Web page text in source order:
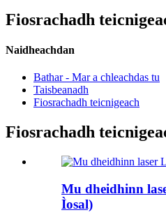
Fiosrachadh
Naidheachdan
Bathar - Mar a chleachdas tu
Taisbeanadh
Fiosrachadh teicnigeach
Fiosrachadh
Mu dheidhinn
Ìosal)